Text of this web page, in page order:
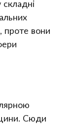
складні
проте вони
Сюди